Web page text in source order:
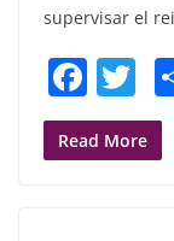
supervisar el
F
a
c
T
w
itt
Read More